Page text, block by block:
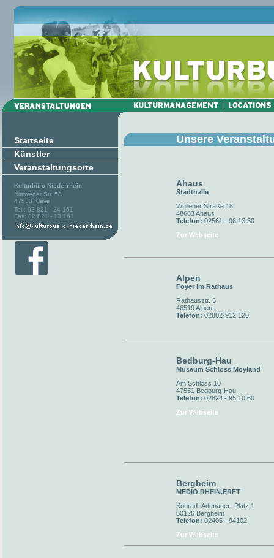
Startseite
Künstler
Veranstaltungsorte
Kulturbüro Niederrhein
Nimweger Str. 58
47533 Kleve
Tel.: 02 821 - 24 161
Fax: 02 821 - 13 161
Unsere
Ahaus
Stadthalle
Wüllener Straße 18
48683 Ahaus
Telefon: 02561 - 96 13 30
Zur Webseite
Alpen
Foyer im Rathaus
Rathausstr. 5
46519 Alpen
Telefon: 02802-912 120
Bedburg-Hau
Museum Schloss Moyland
Am Schloss 10
47551 Bedburg-Hau
Telefon: 02824 - 95 10 60
Zur Webseite
Bergheim
MEDIO.RHEIN.ERFT
Konrad- Adenauer- Platz 1
50126 Bergheim
Telefon: 02405 - 94102
Zur Webseite